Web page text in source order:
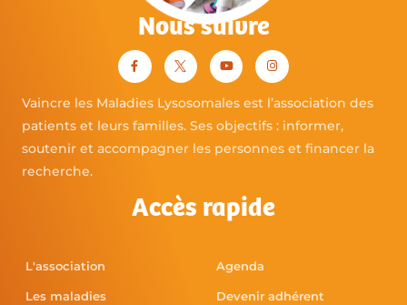
Nous suivre
Vaincre les Maladies Lysosomales est l’association des
patients et leurs familles. Ses objectifs : informer,
soutenir et accompagner les personnes et financer la
recherche.
Accès rapide
L'association
Les maladies
Agenda
Devenir adhérent